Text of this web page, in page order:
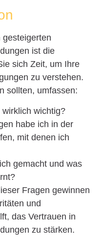
gesteigerten
ist die
sich Zeit, um Ihre
zu verstehen.
sollten, umfassen:
wichtig?
habe ich in der
mit denen ich
gemacht und was
Fragen gewinnen
und
das Vertrauen in
zu stärken.